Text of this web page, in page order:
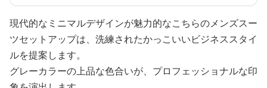
現代的なミニマルデザインが魅力的なこちらのメンズスー
ツセットアップは、洗練されたかっこいいビジネススタイ
ルを提案します。
グレーカラーの上品な色合いが、プロフェッショナルな印